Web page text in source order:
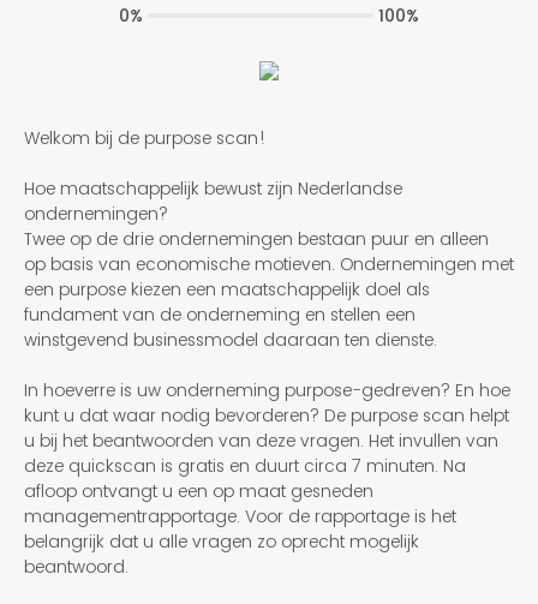
Welkom bij de purpose scan!
Hoe maatschappelijk bewust zijn Nederlandse
ondernemingen?
Twee op de drie ondernemingen bestaan puur en alleen
op basis van economische motieven. Ondernemingen met
een purpose kiezen een maatschappelijk doel als
fundament van de onderneming en stellen een
winstgevend businessmodel daaraan ten dienste.
In hoeverre is uw onderneming purpose-gedreven? En hoe
kunt u dat waar nodig bevorderen? De purpose scan helpt
u bij het beantwoorden van deze vragen. Het invullen van
deze quickscan is gratis en duurt circa 7 minuten. Na
afloop ontvangt u een op maat gesneden
managementrapportage. Voor de rapportage is het
belangrijk dat u alle vragen zo oprecht mogelijk
beantwoord.
0% 100%